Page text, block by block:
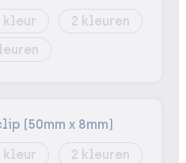
2
(50mm x 8mm)
2